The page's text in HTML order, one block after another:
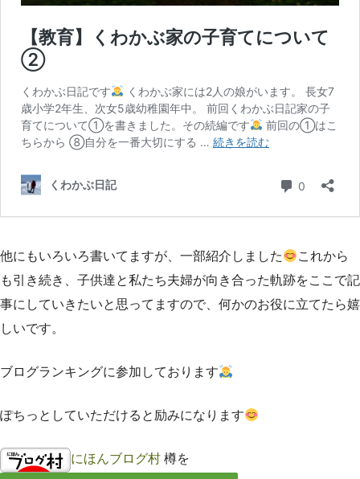
他にもいろいろ書いてますが、一部紹介しました
これから
も引き続き、子供達と私たち夫婦が向き合った軌跡をここで記
事にしていきたいと思ってますので、何かのお役に立てたら嬉
しいです。
ブログランキングに参加しております
ぽちっとしていただけると励みになります
にほんブログ村 樽を